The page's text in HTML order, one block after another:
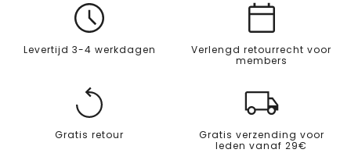
Levertijd 3-4 werkdagen
Verlengd retourrecht voor
members
Gratis retour
Gratis verzending voor
leden vanaf 29€